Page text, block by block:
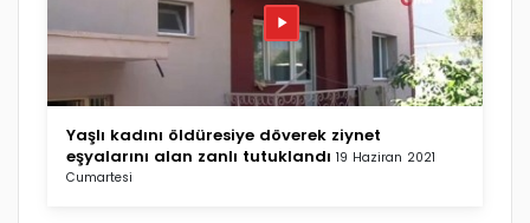
Yaşlı kadını öldüresiye döverek ziynet
eşyalarını alan zanlı tutuklandı 19 Haziran 2021
Cumartesi